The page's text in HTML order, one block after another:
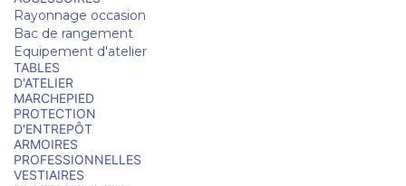
Rayonnage occasion
Bac de rangement
Equipement d'atelier
TABLES
D'ATELIER
MARCHEPIED
PROTECTION
D'ENTREPÔT
ARMOIRES
PROFESSIONNELLES
VESTIAIRES